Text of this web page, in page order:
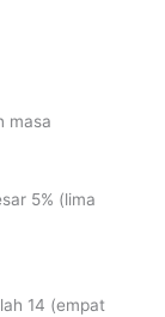
masa
5% (lima
14 (empat